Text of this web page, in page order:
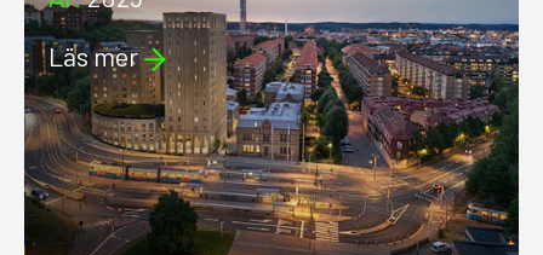
Läs mer